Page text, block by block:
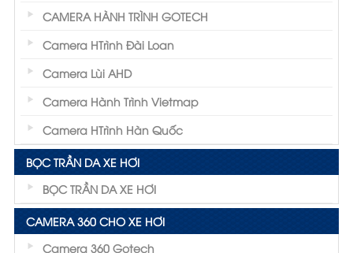
CAMERA HÀNH TRÌNH GOTECH
Camera HTrình Đài Loan
Camera Lùi AHD
Camera Hành Trình Vietmap
Camera HTrình Hàn Quốc
BỌC TRẦN DA XE HƠI
BỌC TRẦN DA XE HƠI
CAMERA 360 CHO XE HƠI
Camera 360 Gotech